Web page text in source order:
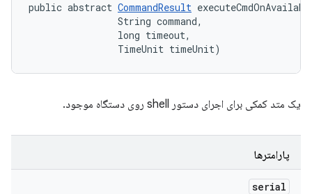
public abstract CommandResult
                String command,
                long timeout,
                TimeUnit timeUnit)
یک متد کمکی برای اجرای دستور shell روی دستگاه موجود.
پارامترها
serial